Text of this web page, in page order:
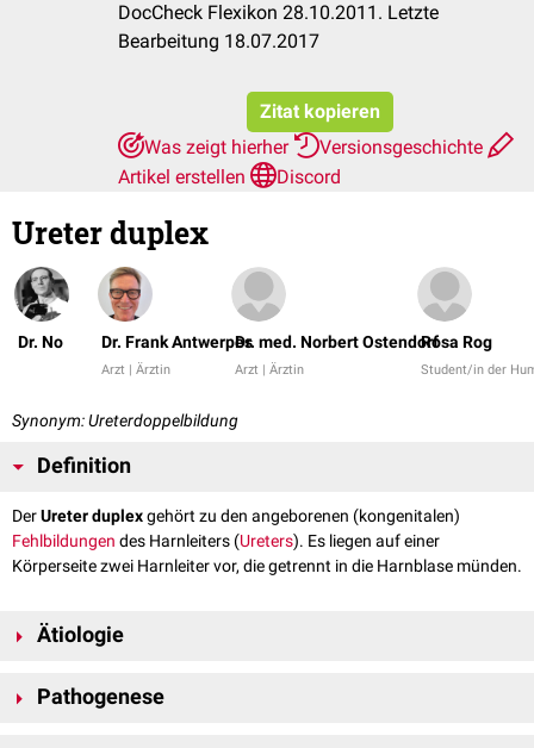
DocCheck Flexikon 28.10.2011. Letzte
Bearbeitung 18.07.2017
Zitat kopieren
Was zeigt hierher
Versionsgeschichte
Artikel erstellen
Discord
Ureter duplex
Dr. No Dr. Frank Antwerpes
Arzt | Ärztin
Dr. med. Norbert Ostendorf
Arzt | Ärztin
Rosa Rog
Student/in der
Synonym: Ureterdoppelbildung
Definition
DerUreter duplexgehört zu den angeborenen (kongenitalen)
Fehlbildungen des Harnleiters (Ureters). Es liegen auf einer
Körperseite zwei Harnleiter vor, die getrennt in die Harnblase münden.
Ätiologie
genetische Disposition, da es zu familiären Häufungen kommt. Er kann
Pathogenese